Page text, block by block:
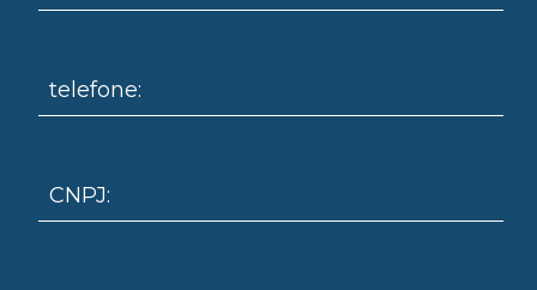
telefone:
CNPJ: